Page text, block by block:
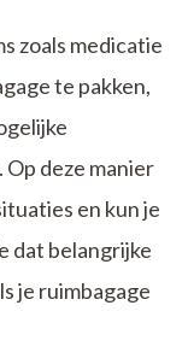
zoals medicatie
te pakken,
deze manier
en kun je
dat belangrijke
je ruimbagage